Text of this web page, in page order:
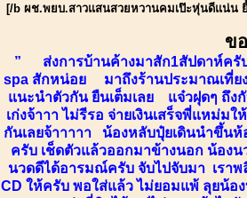
[/b ผช.พยบ.สาวแสนสวยหวานคมเป๊ะหุ่นดีแน่น ยิ้
ข
” ส่งการบ้านค้างมาสัก1สัปดาห์ครับ
spa สักหน่อย มาถึงร้านประมาณเที่ย
แนะนำตัวกัน ยืนเต็มเลย แจ๋วฝุดๆ ถึง
เก่งจ้าาา ไม่รีรอ จ่ายเงินเสร็จพี่แหม่
กันเลยจ้าาาาา น้องหลับปุ๋ยเดินนำขึ้น
ครับ เช็ดตัวแล้วออกมาข้างนอก น้อง
นวดดีได้อารมณ์ครับ จับไปจับมา เรา
CD ให้ครับ พอใส่แล้ว ไม่ยอมแพ้ ลุยน้อ